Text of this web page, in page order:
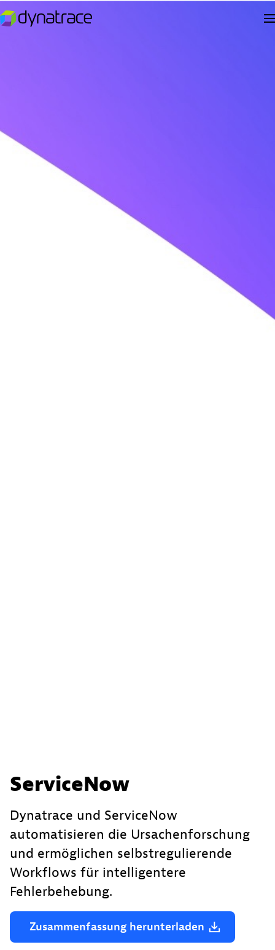
ServiceNow
Dynatrace und ServiceNow
automatisieren die Ursachenforschung
und ermöglichen selbstregulierende
Workflows für intelligentere
Fehlerbehebung.
Zusammenfassung herunterladen